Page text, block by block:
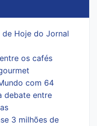
de Hoje do Jornal
os cafés
com 64
debate entre
3 milhões de